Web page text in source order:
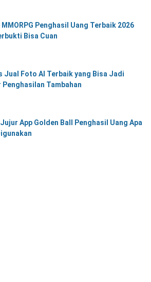
MMORPG Penghasil Uang Terbaik 2026
Bisa Cuan
Jual Foto AI Terbaik yang Bisa Jadi
Penghasilan Tambahan
Jujur App Golden Ball Penghasil Uang Apa